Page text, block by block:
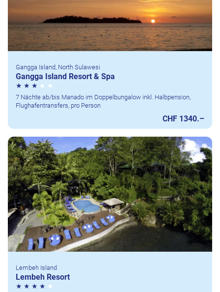
Gangga Island, North Sulawesi
Gangga Island Resort & Spa
7 Nächte ab/bis Manado im Doppelbungalow inkl. Halbpension,
Flughafentransfers, pro Person
CHF 1340.–
Lembeh Island
Lembeh Resort